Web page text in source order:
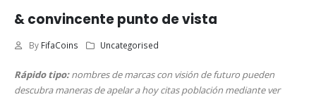
& convincente punto de vista
By FifaCoins Uncategorised
Rápido tipo:nombres de marcas con visión de futuro pueden
descubra maneras de apelar a hoy citas población mediante ver